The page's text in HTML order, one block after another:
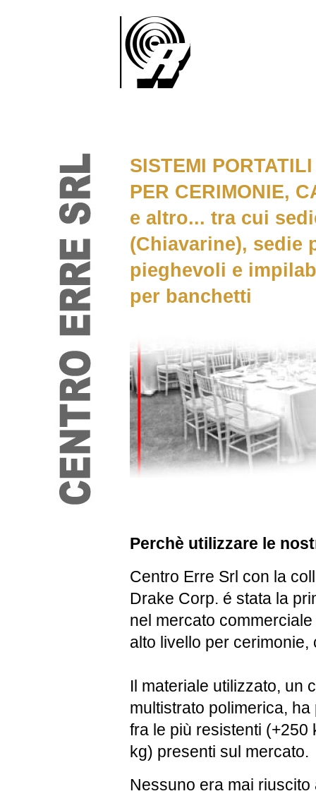
SISTEMI
PER CERIMONIE,
e altro... tra cui
(Chiavarine), sedie
pieghevoli e
per banchetti
Perchè utilizzare le
Centro Erre Srl con la
Drake Corp. é stata la
nel mercato
alto livello per cerimonie,
Il materiale utilizzato, un
multistrato polimerica,
fra le più resistenti (+250
kg) presenti sul mercato.
Nessuno era mai